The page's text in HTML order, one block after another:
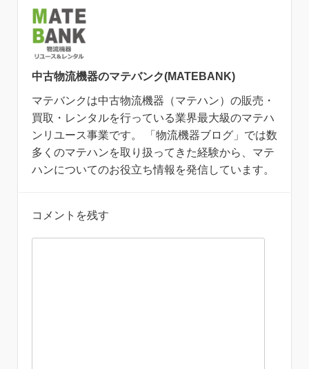
中古物流機器のマテバンク(MATEBANK)
マテバンクは中古物流機器（マテハン）の販売・
買取・レンタルを行っている業界最大級のマテハ
ンリユース事業です。 「物流機器ブログ」では数
多くのマテハンを取り扱ってきた経験から、マテ
ハンについてのお役立ち情報を発信しています。
コメントを残す